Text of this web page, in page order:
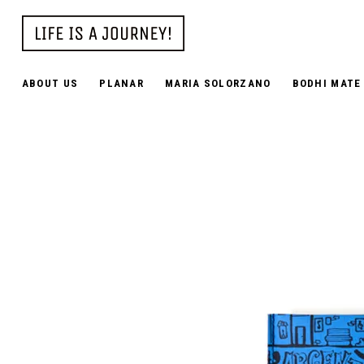
ABOUT US PLANAR MARIA SOLORZANO BODHI MATE